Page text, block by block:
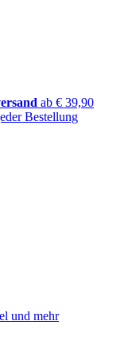
ab € 39,90
Bestellung
und mehr